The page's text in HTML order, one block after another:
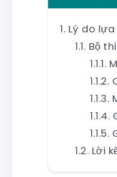
Lý do
Bộ
Lời